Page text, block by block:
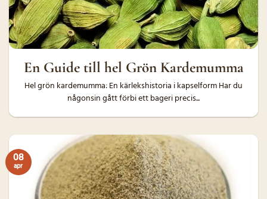
En Guide till hel Grön Kardemumma
Hel grön kardemumma: En kärlekshistoria i kapselform Har du
någonsin gått förbi ett bageri precis...
08
apr